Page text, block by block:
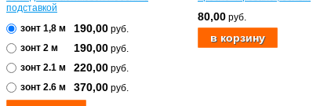
подставкой
зонт 1,8 м
190,00 руб.
зонт 2 м
190,00 руб.
зонт 2.1 м
220,00 руб.
зонт 2.6 м
370,00 руб.
80,00 руб.